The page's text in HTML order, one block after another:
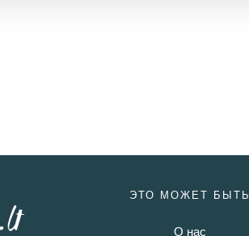
ЭТО МОЖЕТ БЫТЬ
О нас